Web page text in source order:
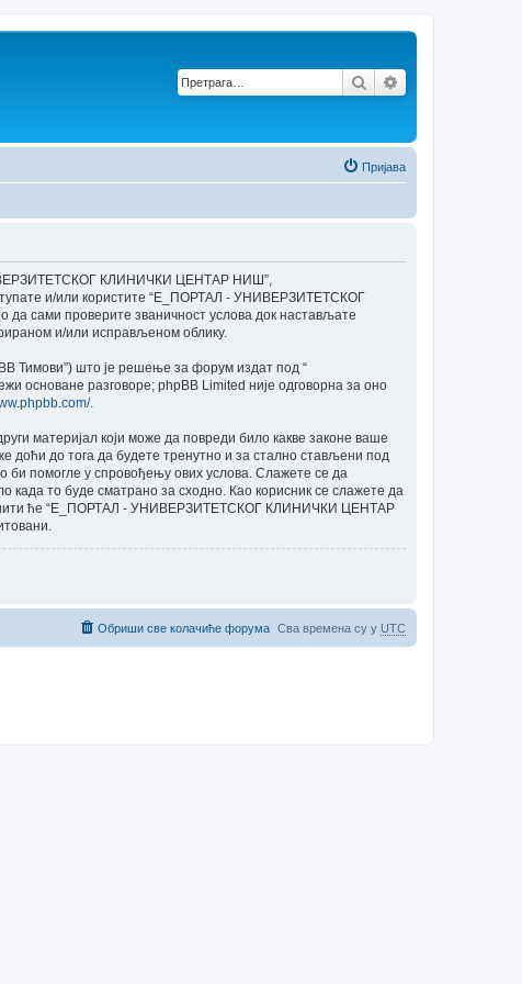
Претрага
Пријава
КЛИНИЧКИ ЦЕНТАР НИШ”,
и/или користите “E_ПОРТАЛ - УНИВЕРЗИТЕТСКОГ
сами проверите званичност услова док настављате
и/или исправљеном облику.
Тимови”) што је решење за форум издат под “
основане разговоре; phpBB Limited није одговорна за оно
.
материјал који може да повреди било какве законе ваше
до тога да будете тренутно и за стално стављени под
помогле у спровођењу ових услова. Слажете се да
то буде сматрано за сходно. Као корисник се слажете да
нити ће “E_ПОРТАЛ - УНИВЕРЗИТЕТСКОГ КЛИНИЧКИ ЦЕНТАР
Сва времена су у UTC
Обриши све колачиће форума